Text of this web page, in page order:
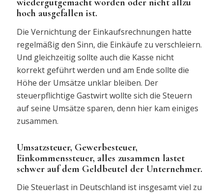
wiedergutgemacht worden oder nicht allzu
hoch ausgefallen ist.
Die Vernichtung der Einkaufsrechnungen hatte
regelmäßig den Sinn, die Einkäufe zu verschleiern.
Und gleichzeitig sollte auch die Kasse nicht
korrekt geführt werden und am Ende sollte die
Höhe der Umsätze unklar bleiben. Der
steuerpflichtige Gastwirt wollte sich die Steuern
auf seine Umsätze sparen, denn hier kam einiges
zusammen.
Umsatzsteuer, Gewerbesteuer,
Einkommenssteuer, alles zusammen lastet
schwer auf dem Geldbeutel der Unternehmer.
Die Steuerlast in Deutschland ist insgesamt viel zu